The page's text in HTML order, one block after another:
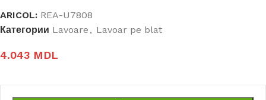
ARICOL: REA-U7808
Категории Lavoare , Lavoar pe blat
4.043 MDL